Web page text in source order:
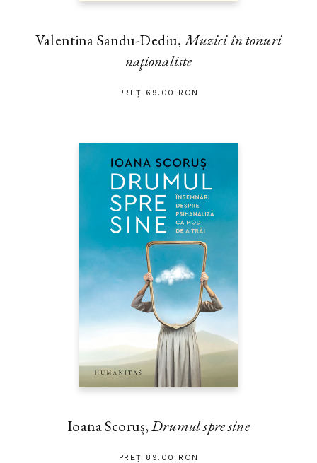
Valentina Sandu-Dediu,Muzici în tonuri
naţionaliste
PREȚ 69.00 RON
Ioana Scoruș,Drumul spre sine
PREȚ 89.00 RON